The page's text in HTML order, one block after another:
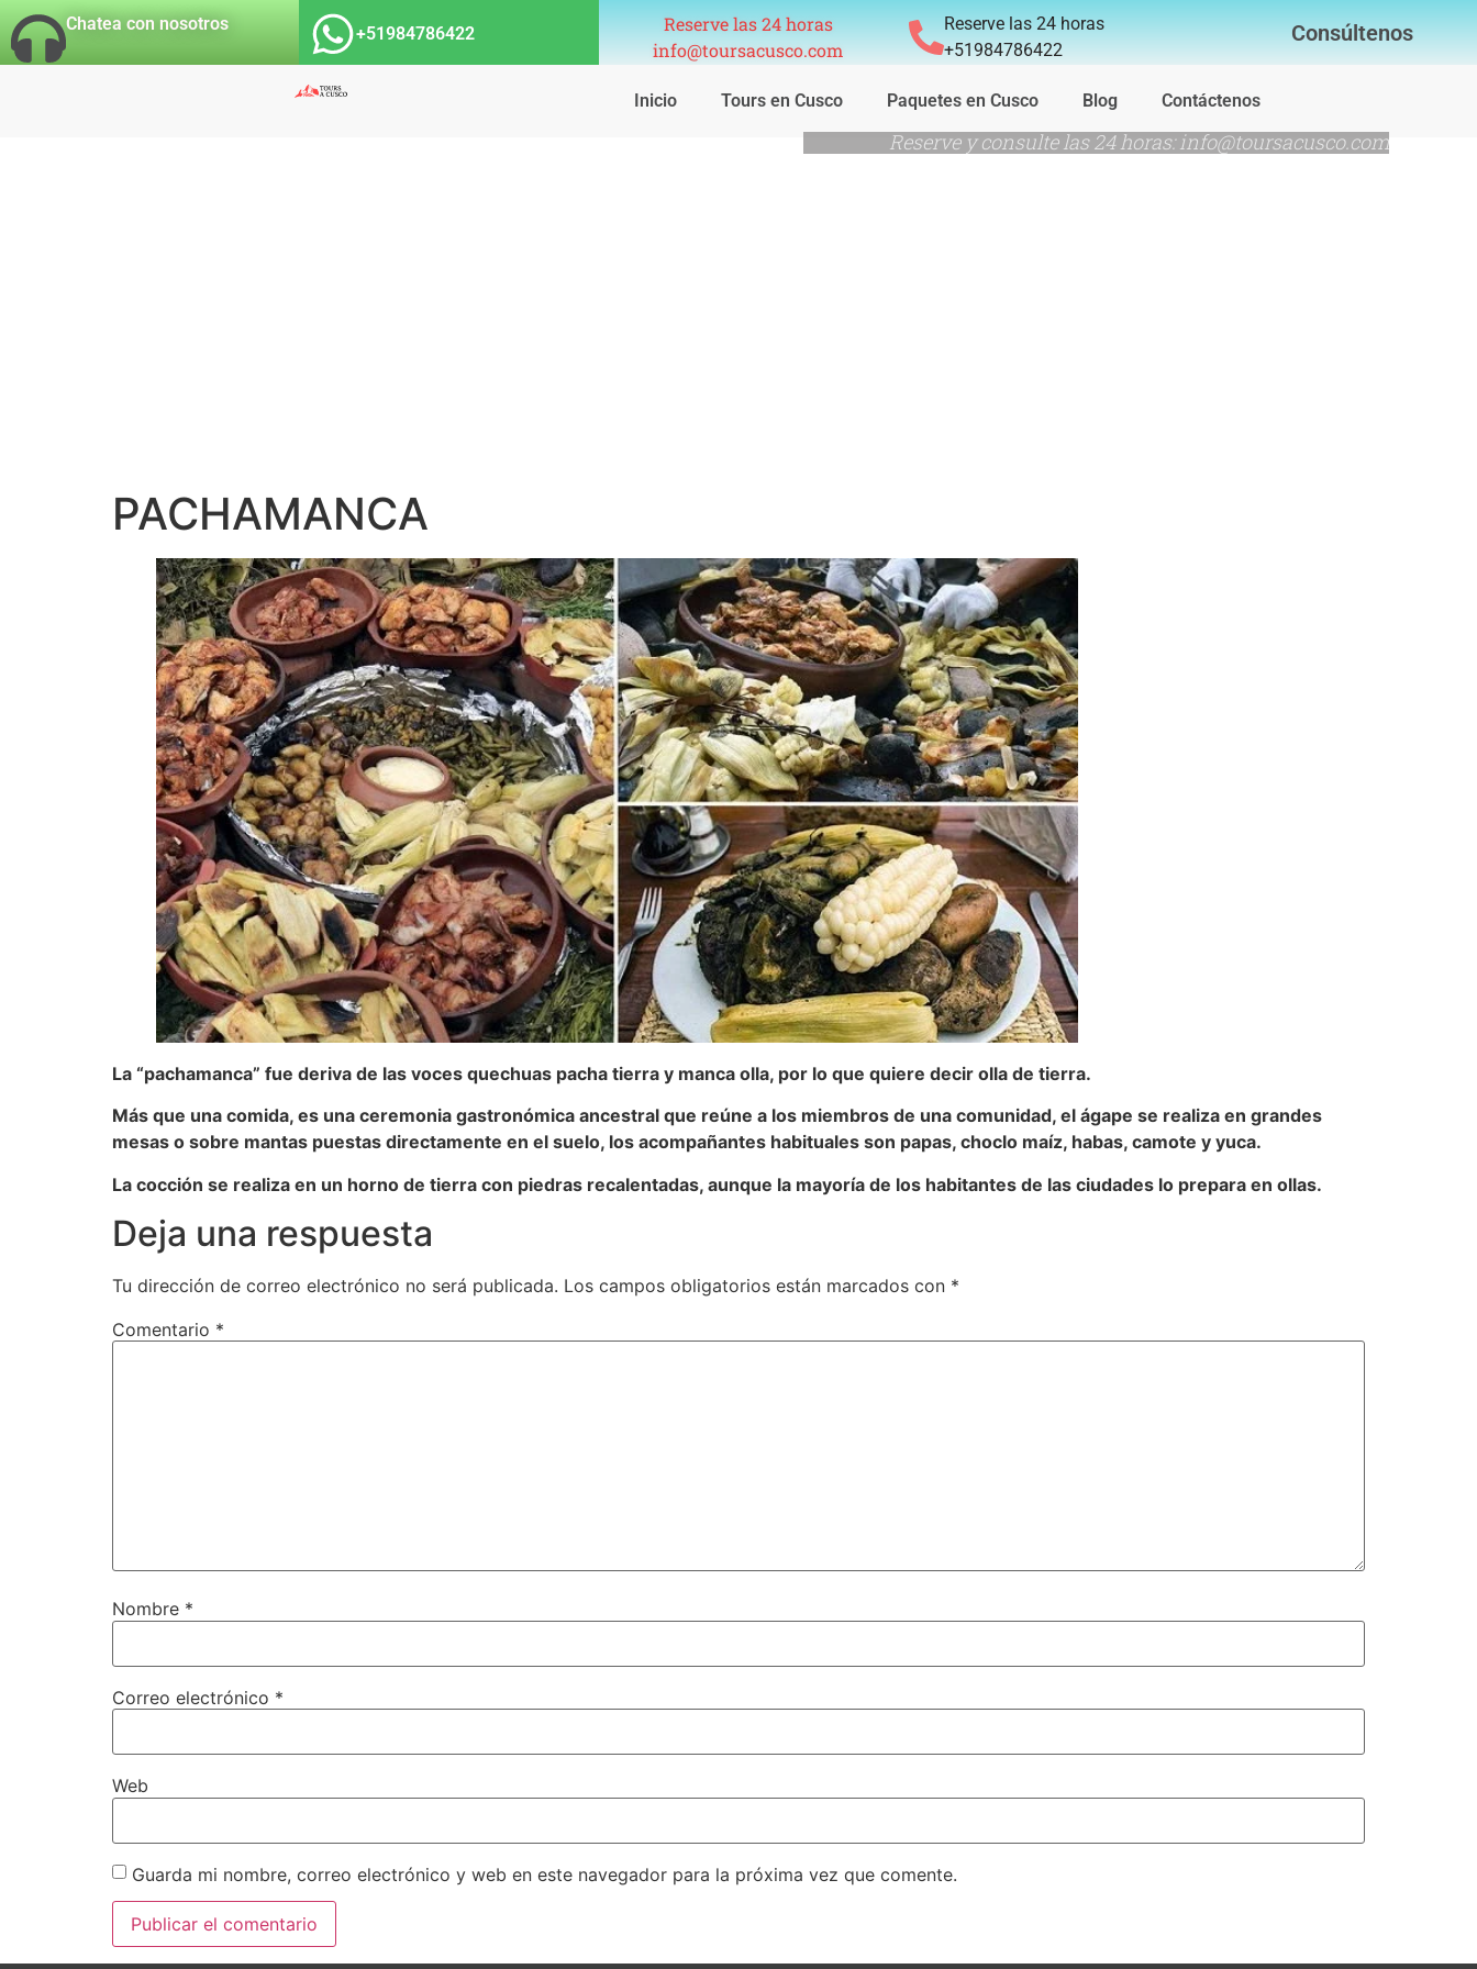
Chatea con nosotros +51984786422
Reserve las 24 horas
info@toursacusco.com
Reserve las 24 horas
+51984786422
Consúltenos
Inicio Tours en Cusco Paquetes en Cusco Blog Contáctenos
Reserve y consulte las 24 horas: info@toursacusco.com
PACHAMANCA
La “pachamanca” fue deriva de las voces quechuas pacha tierra y manca olla, por lo que quiere decir olla de tierra.
Más que una comida, es una ceremonia gastronómica ancestral que reúne a los miembros de una comunidad, el ágape se realiza en grandes
mesas o sobre mantas puestas directamente en el suelo, los acompañantes habituales son papas, choclo maíz, habas, camote y yuca.
La cocción se realiza en un horno de tierra con piedras recalentadas, aunque la mayoría de los habitantes de las ciudades lo prepara en ollas.
Deja una respuesta
Tu dirección de correo electrónico no será publicada. Los campos obligatorios están marcados con *
Comentario *
Nombre *
Correo electrónico *
Web
Guarda mi nombre, correo electrónico y web en este navegador para la próxima vez que comente.